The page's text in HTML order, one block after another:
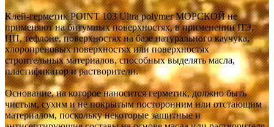
Клей-герметик POINT 103 Ultra polymer МОРСКОЙ не
применяют на битумных поверхностях, в применении ПЭ,
ПП, тефлоне, поверхностях на базе натурального каучука,
хлоропреновых поверхностях или поверхностях
строительных материалов, способных выделять масла,
пластификатор и растворители.
Основание, на которое наносится герметик, должно быть
чистым, сухим и не покрытым посторонним или отстающим
материалом, поскольку некоторые защитные и